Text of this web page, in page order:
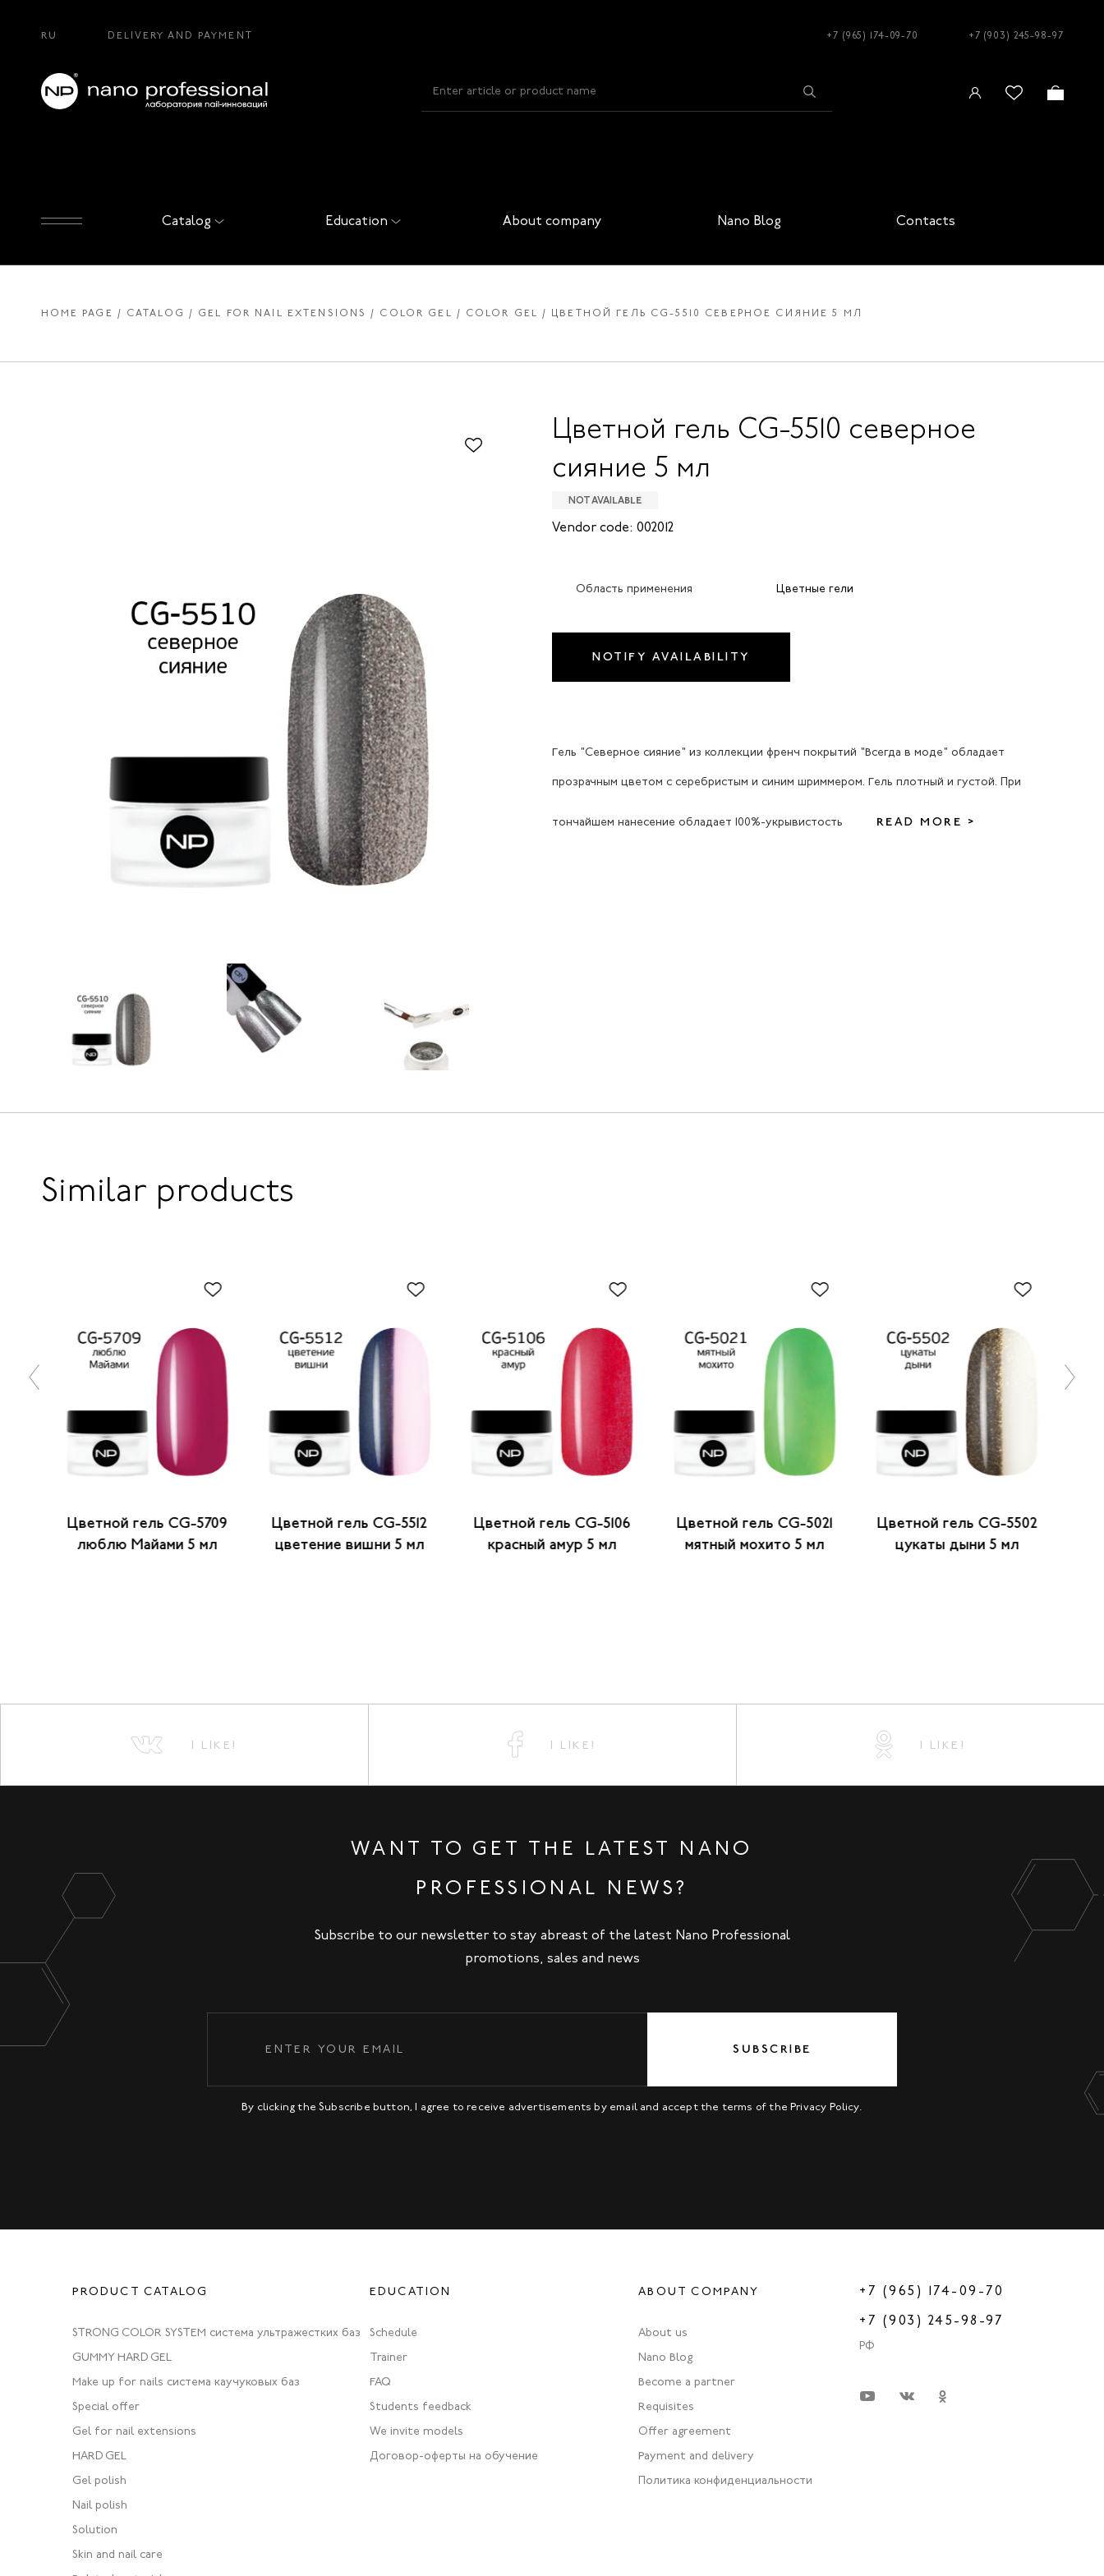
RU DELIVERY AND PAYMENT +7 (965) 174-09-70 +7 (903) 245-98-97
Catalog Education About company Nano Blog Contacts
HOME PAGE CATALOG GEL FOR NAIL EXTENSIONS COLOR GEL COLOR GEL ЦВЕТНОЙ ГЕЛЬ CG-5510 CЕВЕРНОЕ СИЯНИЕ 5 МЛ
Цветной гель CG-5510 cеверное
сияние 5 мл
NOT AVAILABLE
Vendor code: 002012
Область применения Цветные гели
NOTIFY AVAILABILITY
Гель "Северное сияние" из коллекции френч покрытий "Всегда в моде" обладает
прозрачным цветом с серебристым и синим шриммером. Гель плотный и густой. При
тончайшем нанесение обладает 100%-укрывистость READ MORE >
Similar products
Цветной гель CG-5709
люблю Майами 5 мл
Цветной гель CG-5512
цветение вишни 5 мл
Цветной гель CG-5106
красный амур 5 мл
Цветной гель CG-5021
мятный мохито 5 мл
Цветной гель CG-5502
цукаты дыни 5 мл
I LIKE! I LIKE! I LIKE!
WANT TO GET THE LATEST NANO
PROFESSIONAL NEWS?
Subscribe to our newsletter to stay abreast of the latest Nano Professional
promotions, sales and news
SUBSCRIBE
By clicking the Subscribe button, I agree to receive advertisements by email and accept the terms of thePrivacy Policy.
PRODUCT CATALOG
STRONG COLOR SYSTEM система ультражестких баз
GUMMY HARD GEL
Make up for nails система каучуковых баз
Special offer
Gel for nail extensions
HARD GEL
Gel polish
Nail polish
Solution
Skin and nail care
EDUCATION
Schedule
Trainer
FAQ
Students feedback
We invite models
Договор-оферты на обучение
ABOUT COMPANY
About us
Nano Blog
Become a partner
Requisites
Offer agreement
Payment and delivery
Политика конфиденциальности
+7 (965) 174-09-70
+7 (903) 245-98-97
РФ